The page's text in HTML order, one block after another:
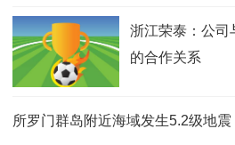
浙江荣泰：公司
的合作关系
所罗门群岛附近海域发生5.2级地震